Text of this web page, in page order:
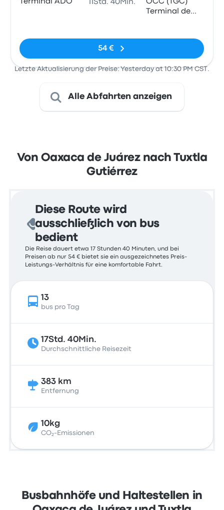
Terminal ADO 11Std. 40Min.
OCC (TGC)
Terminal de
54 €
Letzte Aktualisierung der Preise: Yesterday at 10:30 PM CST.
Alle Abfahrten anzeigen
Von Oaxaca de Juárez nach Tuxtla
Gutiérrez
Diese Route wird
ausschließlich von bus
bedient
Die Reise dauert etwa 17 Stunden 40 Minuten, und bei
Preisen ab nur 54 € bietet sie ein ausgezeichnetes Preis-
Leistungs-Verhältnis für eine komfortable Fahrt.
13
bus pro Tag
17Std. 40Min.
Durchschnittliche Reisezeit
383 km
Entfernung
10kg
CO₂-Emissionen
Busbahnhöfe und Haltestellen in